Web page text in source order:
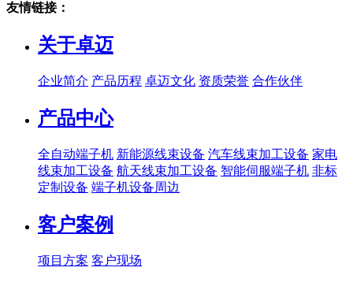
友情链接：
关于卓迈
企业简介 产品历程 卓迈文化 资质荣誉 合作伙伴
产品中心
全自动端子机 新能源线束设备 汽车线束加工设备 家电
线束加工设备 航天线束加工设备 智能伺服端子机 非标
定制设备 端子机设备周边
客户案例
项目方案 客户现场